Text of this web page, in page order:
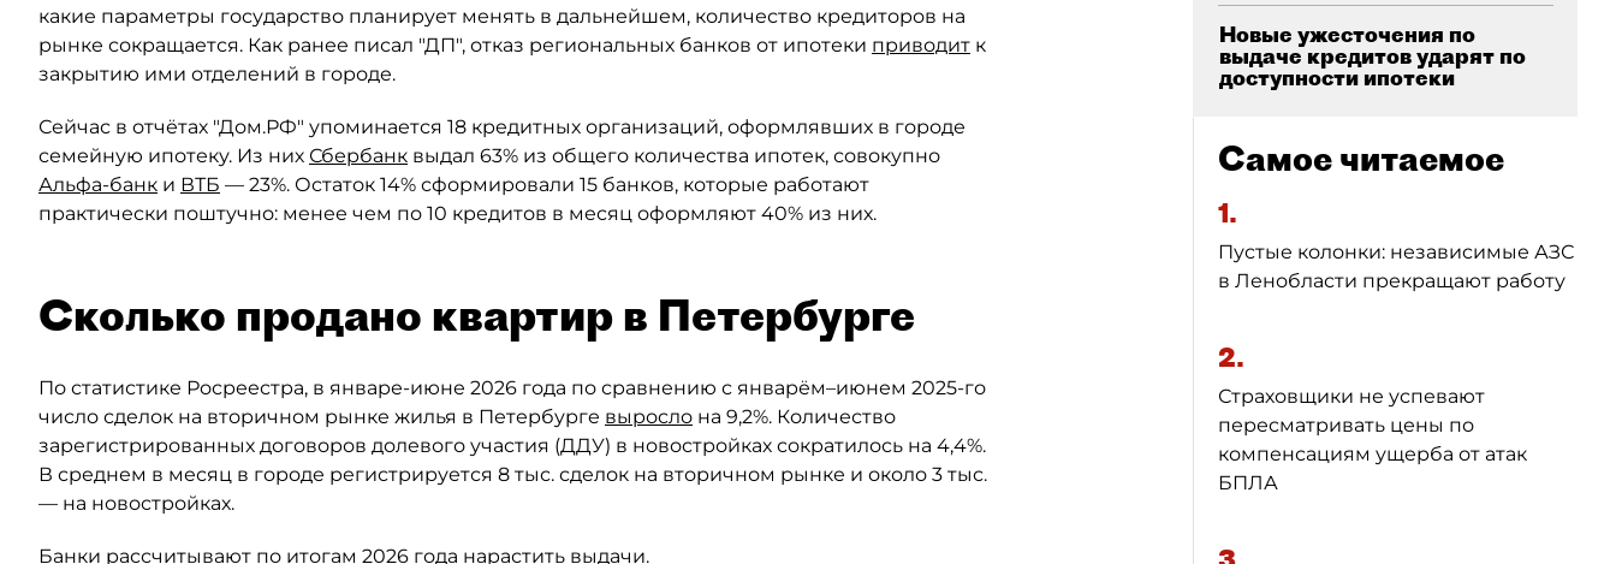
какие параметры государство планирует менять в дальнейшем, количество кредиторов на
рынке сокращается. Как ранее писал "ДП", отказ региональных банков от ипотеки приводит к
закрытию ими отделений в городе.
Сейчас в отчётах "Дом.РФ" упоминается 18 кредитных организаций, оформлявших в городе
семейную ипотеку. Из них Сбербанк выдал 63% из общего количества ипотек, совокупно
Альфа-банк и ВТБ — 23%. Остаток 14% сформировали 15 банков, которые работают
практически поштучно: менее чем по 10 кредитов в месяц оформляют 40% из них.
Сколько продано квартир в Петербурге
По статистике Росреестра, в январе-июне 2026 года по сравнению с январём–июнем 2025-го
число сделок на вторичном рынке жилья в Петербурге выросло на 9,2%. Количество
зарегистрированных договоров долевого участия (ДДУ) в новостройках сократилось на 4,4%.
В среднем в месяц в городе регистрируется 8 тыс. сделок на вторичном рынке и около 3 тыс.
— на новостройках.
Банки рассчитывают по итогам 2026 года нарастить выдачи.
Новые ужесточения по
выдаче кредитов ударят по
доступности ипотеки
Самое читаемое
1.
Пустые колонки: независимые АЗС
в Ленобласти прекращают работу
2.
Страховщики не успевают
пересматривать цены по
компенсациям ущерба от атак
БПЛА